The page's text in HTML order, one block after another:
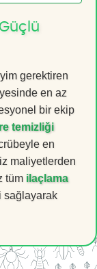
gerektiren
en az
bir ekip
temizliği
en
maliyetlerden
tüm ilaçlama
sağlayarak